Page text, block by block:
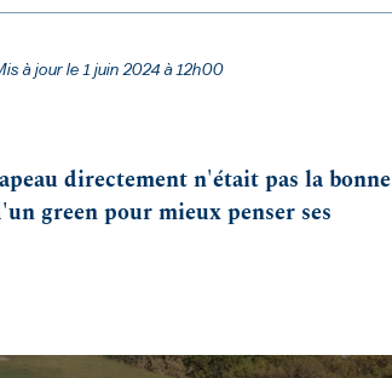
à jour le 1 juin 2024 à 12h00
directement n'était pas la bonne
green pour mieux penser ses